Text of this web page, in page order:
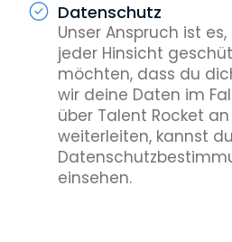
Datenschutz
Unser Anspruch ist
jeder Hinsicht
möchten, dass du
wir deine Daten im
über Talent Rocket
weiterleiten, kannst du
einsehen.